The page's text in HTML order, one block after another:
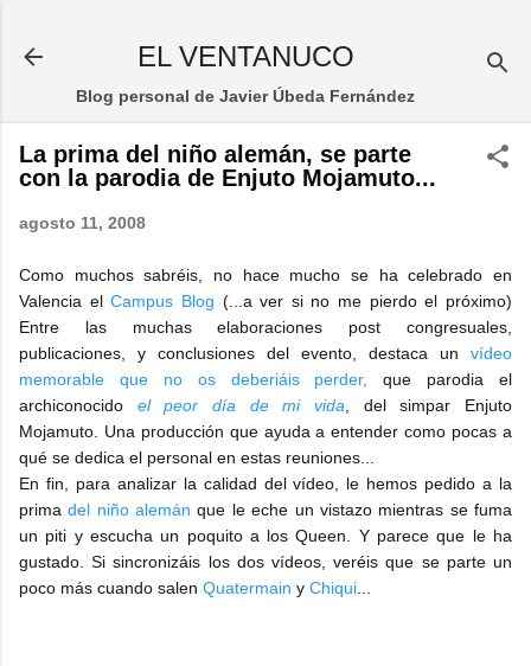
EL VENTANUCO
Blog personal de Javier Úbeda Fernández
La prima del niño alemán, se parte
con la parodia de Enjuto Mojamuto...
agosto 11, 2008
Como muchos sabréis, no hace mucho se ha celebrado en
Valencia elCampus Blog (...a ver si no me pierdo el próximo)
Entre las muchas elaboraciones post congresuales,
publicaciones, y conclusiones del evento, destaca un vídeo
memorable que no os deberiáis perder,
que parodia el
archiconocido el peor día de mi vida , del simpar Enjuto
Mojamuto. Una producción que ayuda a entender como pocas a
qué se dedica el personal en estas reuniones...
En fin, para analizar la calidad del vídeo, le hemos pedido a la
primadel niño alemán que le eche un vistazo mientras se fuma
un piti y escucha un poquito a los Queen. Y parece que le ha
gustado. Si sincronizáis los dos vídeos, veréis que se parte un
poco más cuando salen Quatermain y Chiqui